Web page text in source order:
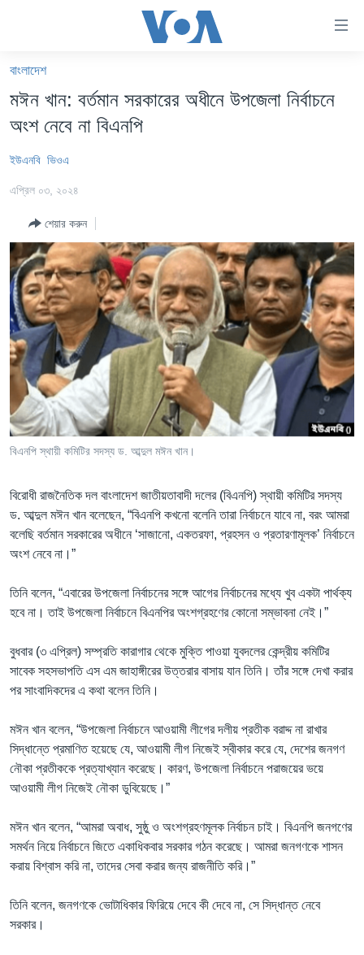
যান।
প্রধান
যান
যান
ভারত
দক্ষিণ-এশিয়া
সম্পাদকীয়
টেলিভিশন
ভিডিও
Learning English
FOLLOW US
অন্য ভাষায় ওয়েব সাইট
বাংলাদেশ
মঈন খান: বর্তমান সরকারের অধীনে উপজেলা নির্বাচনে
অংশ নেবে না বিএনপি
ইউএনবি ভিওএ
এপ্রিল ০৩, ২০২৪
শেয়ার করুন
বিএনপি স্থায়ী কমিটির সদস্য ড. আব্দুল মঈন খান।
বিরোধী রাজনৈতিক দল বাংলাদেশ জাতীয়তাবাদী দলের (বিএনপি) স্থায়ী কমিটির সদস্য
ড. আব্দুল মঈন খান বলেছেন, “বিএনপি কখনো বলেনি তারা নির্বাচনে যাবে না, বরং আমরা
বলেছি বর্তমান সরকারের অধীনে ‘সাজানো, একতরফা, প্রহসন ও প্রতারণামূলক’ নির্বাচনে
অংশ নেবে না।”
তিনি বলেন, “এবারের উপজেলা নির্বাচনের সঙ্গে আগের নির্বাচনের মধ্যে খুব একটা পার্থক্য
হবে না। তাই উপজেলা নির্বাচনে বিএনপির অংশগ্রহণের কোনো সম্ভাবনা নেই।”
বুধবার (৩ এপ্রিল) সম্প্রতি কারাগার থেকে মুক্তি পাওয়া যুবদলের কেন্দ্রীয় কমিটির
সাবেক সহসভাপতি এস এম জাহাঙ্গীরের উত্তরার বাসায় যান তিনি। তাঁর সঙ্গে দেখা করার
পর সাংবাদিকদের এ কথা বলেন তিনি।
মঈন খান বলেন, “উপজেলা নির্বাচনে আওয়ামী লীগের দলীয় প্রতীক বরাদ্দ না রাখার
সিদ্ধান্তে প্রমাণিত হয়েছে যে, আওয়ামী লীগ নিজেই স্বীকার করে যে, দেশের জনগণ
নৌকা প্রতীককে প্রত্যাখ্যান করেছে। কারণ, উপজেলা নির্বাচনে পরাজয়ের ভয়ে
আওয়ামী লীগ নিজেই নৌকা ডুবিয়েছে।”
মঈন খান বলেন, “আমরা অবাধ, সুষ্ঠু ও অংশগ্রহণমূলক নির্বাচন চাই। বিএনপি জনগণের
সমর্থন নিয়ে নির্বাচনে জিতে একাধিকবার সরকার গঠন করেছে। আমরা জনগণকে শাসন
করায় বিশ্বাস করি না, তাদের সেবা করার জন্য রাজনীতি করি।”
তিনি বলেন, জনগণকে ভোটাধিকার ফিরিয়ে দেবে কী দেবে না, সে সিদ্ধান্ত নেবে
সরকার।